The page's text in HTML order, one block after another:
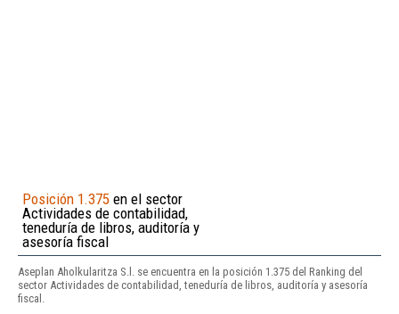
Posición 1.375 en el sector
Actividades de contabilidad,
teneduría de libros, auditoría y
asesoría fiscal
Aseplan Aholkularitza S.l. se encuentra en la posición 1.375 del Ranking del
sector Actividades de contabilidad, teneduría de libros, auditoría y asesoría
fiscal.